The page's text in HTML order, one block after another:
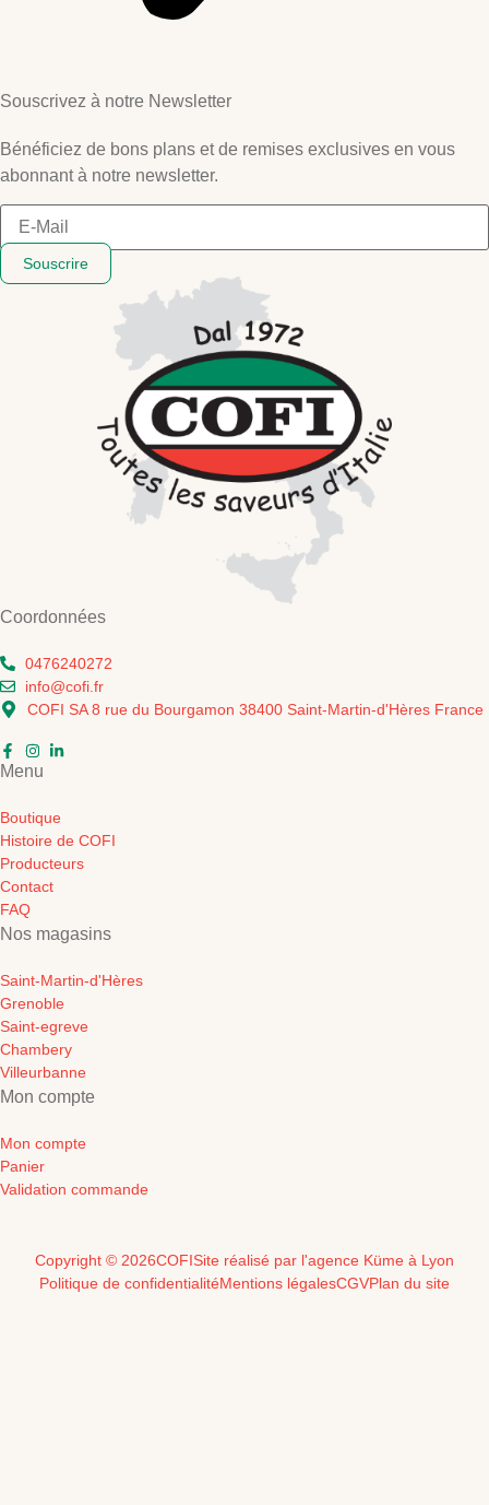
Souscrivez à notre Newsletter
Bénéficiez de bons plans et de remises exclusives en vous
abonnant à notre newsletter.
Souscrire
Coordonnées
0476240272
info@cofi.fr
COFI SA 8 rue du Bourgamon 38400 Saint-Martin-d'Hères France
Menu
Boutique
Histoire de COFI
Producteurs
Contact
FAQ
Nos magasins
Saint-Martin-d'Hères
Grenoble
Saint-egreve
Chambery
Villeurbanne
Mon compte
Mon compte
Panier
Validation commande
Copyright © 2026COFISite réalisé par l'agence Küme à Lyon
Politique de confidentialitéMentions légalesCGVPlan du site